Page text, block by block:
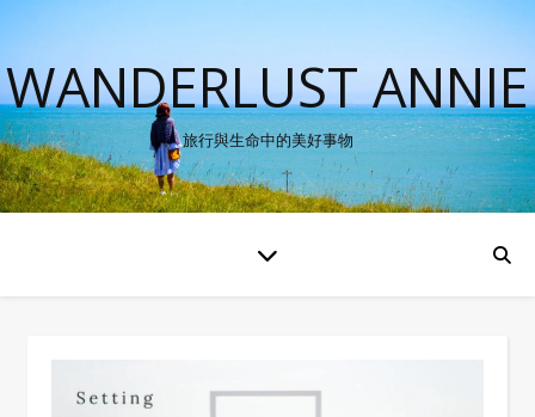
WANDERLUST ANNIE
旅行與生命中的美好事物